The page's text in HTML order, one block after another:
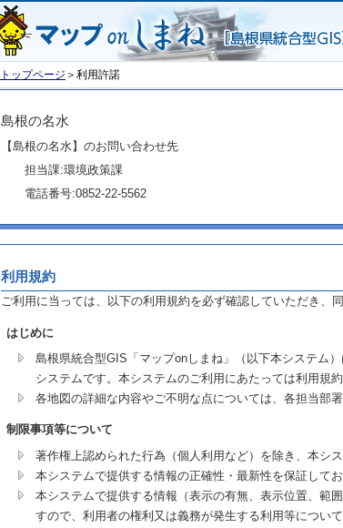
トップページ ＞ 利用許諾
島根の名水
【島根の名水】のお問い合わせ先
担当課:環境政策課
電話番号:0852-22-5562
利用規約
ご利用に当っては、以下の利用規約を必ず確認していただき、
はじめに
島根県統合型GIS「マップonしまね」（以下本システム
システムです。本システムのご利用にあたっては利用規
各地図の詳細な内容やご不明な点については、各担当部
制限事項等について
著作権上認められた行為（個人利用など）を除き、本シ
本システムで提供する情報の正確性・最新性を保証してお
本システムで提供する情報（表示の有無、表示位置、範
すので、利用者の権利又は義務が発生する利用等につい